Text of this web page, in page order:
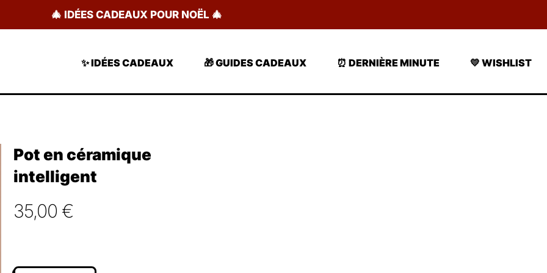
🎄 IDÉES CADEAUX POUR NOËL 🎄
✨ IDÉES CADEAUX 🎁 GUIDES CADEAUX ⏰ DERNIÈRE MINUTE 💛 WISHLIST
Pot en céramique
intelligent
35,00 €